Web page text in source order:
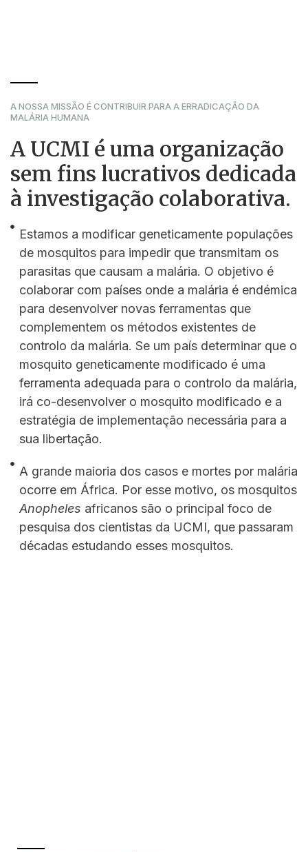
A NOSSA MISSÃO É CONTRIBUIR PARA A ERRADICAÇÃO DA
MALÁRIA HUMANA
A UCMI é uma organização
sem fins lucrativos dedicada
à investigação colaborativa.
Estamos a modificar geneticamente populações
de mosquitos para impedir que transmitam os
parasitas que causam a malária. O objetivo é
colaborar com países onde a malária é endémica
para desenvolver novas ferramentas que
complementem os métodos existentes de
controlo da malária. Se um país determinar que o
mosquito geneticamente modificado é uma
ferramenta adequada para o controlo da malária,
irá co-desenvolver o mosquito modificado e a
estratégia de implementação necessária para a
sua libertação.
A grande maioria dos casos e mortes por malária
ocorre em África. Por esse motivo, os mosquitos
Anopheles africanos são o principal foco de
pesquisa dos cientistas da UCMI, que passaram
décadas estudando esses mosquitos.